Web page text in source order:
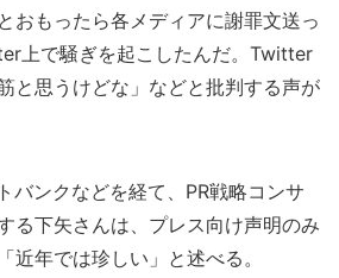
おもったら各メディアに謝罪文送っ
上で騒ぎを起こしたんだ。Twitter
と思うけどな」などと批判する声が
バンクなどを経て、PR戦略コンサ
る下矢さんは、プレス向け声明のみ
近年では珍しい」と述べる。